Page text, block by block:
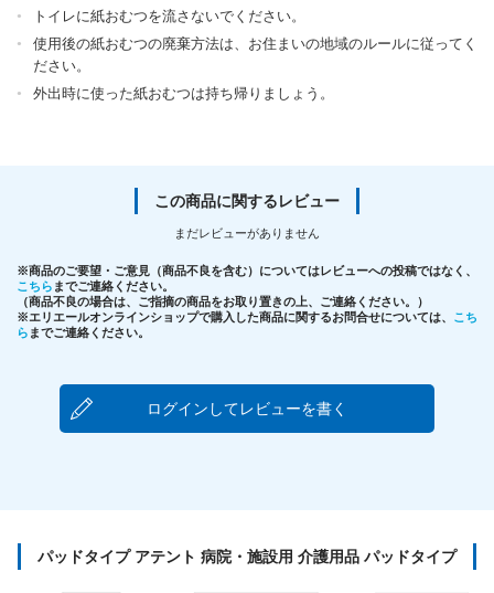
トイレに紙おむつを流さないでください。
使用後の紙おむつの廃棄方法は、お住まいの地域のルールに従ってく
ださい。
外出時に使った紙おむつは持ち帰りましょう。
パッドタイプ アテント 病院・施設用 介護用品 パッドタイプ